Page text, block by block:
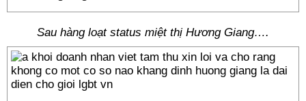
Sau hàng loạt status miệt thị Hương Giang….